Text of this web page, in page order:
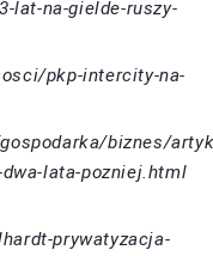
lat-na-gielde-ruszy-
pkp-intercity-na-
biznes/
lata-pozniej.html
prywatyzacja-